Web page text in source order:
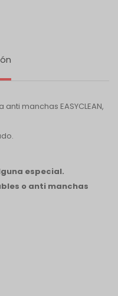
manchas EASYCLEAN,
especial.
o anti manchas